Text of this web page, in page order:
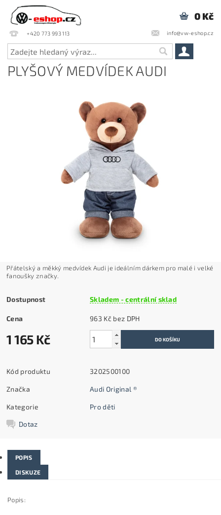
+420 773 993 113 info@vw-eshop.cz
0 Kč
PLYŠOVÝ MEDVÍDEK AUDI
Přátelský a měkký medvídek Audi je ideálním dárkem pro malé i velké
fanoušky značky.
Dostupnost Skladem - centrální sklad
Cena 963 Kč bez DPH
1 165 Kč
Kód produktu 3202500100
Značka Audi Original ®
Kategorie Pro děti
Dotaz
POPIS
DISKUZE
Popis: